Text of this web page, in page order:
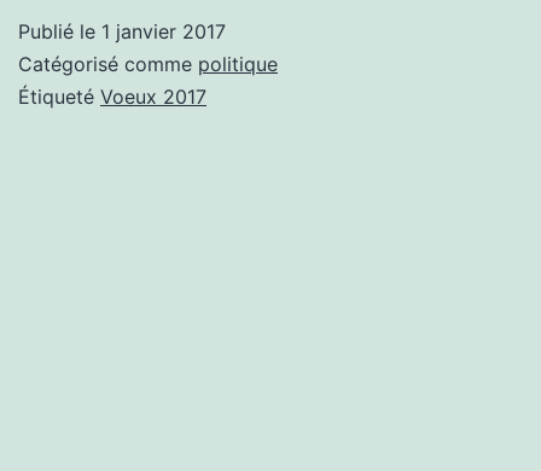
Publié le 1 janvier 2017
Catégorisé comme politique
Étiqueté Voeux 2017